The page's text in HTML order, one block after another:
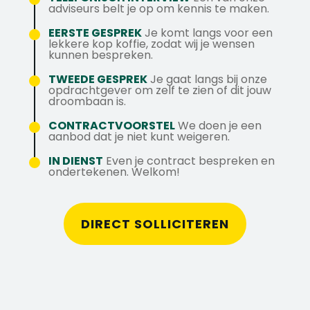
sensor-techniek is direct bruikbaar.
Veilig en precies werken – in beide
vakgebieden draait alles om
vakmanschap, nauwkeurigheid en
veiligheid.
Teamwerk & verantwoordelijkheid – of het
nu een auto is of een complete trein, jij
begrijpt het belang van betrouwbaar werk.
De overstap is dus geen sprong in het diepe,
maar een logische stap vooruit.
adviseurs belt je op om kennis te maken.
EERSTE GESPREKJe komt langs voor een
lekkere kop koffie, zodat wij je wensen
kunnen bespreken.
TWEEDE GESPREKJe gaat langs bij onze
opdrachtgever om zelf te zien of dit jouw
droombaan is.
CONTRACTVOORSTELWe doen je een
aanbod dat je niet kunt weigeren.
IN DIENST Even je contract bespreken en
ondertekenen. Welkom!
DIRECT SOLLICITEREN